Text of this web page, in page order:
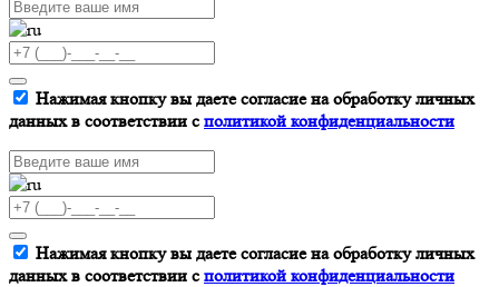
Нажимая кнопку вы даете согласие на обработку личных
данных в соответствии сполитикой конфиденциальности
Нажимая кнопку вы даете согласие на обработку личных
данных в соответствии сполитикой конфиденциальности